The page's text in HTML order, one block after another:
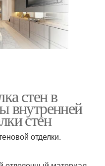
стен в
внутренней
стен
отделки.